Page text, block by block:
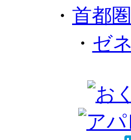
・ 首都
・ ゼ